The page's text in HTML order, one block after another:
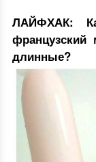
ЛАЙФХАК:
французский
длинные?